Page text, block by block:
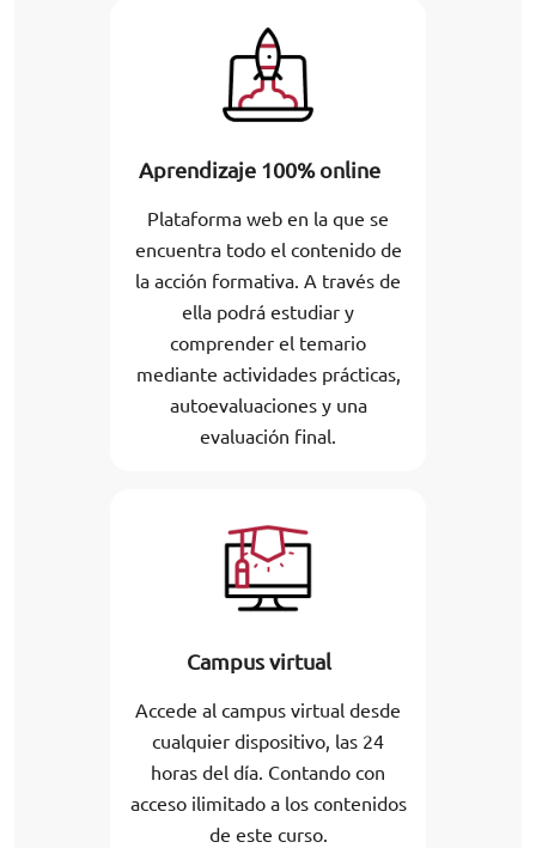
Aprendizaje 100% online
Plataforma web en la que se
encuentra todo el contenido de
la acción formativa. A través de
ella podrá estudiar y
comprender el temario
mediante actividades prácticas,
autoevaluaciones y una
evaluación final.
Campus virtual
Accede al campus virtual desde
cualquier dispositivo, las 24
horas del día. Contando con
acceso ilimitado a los contenidos
de este curso.